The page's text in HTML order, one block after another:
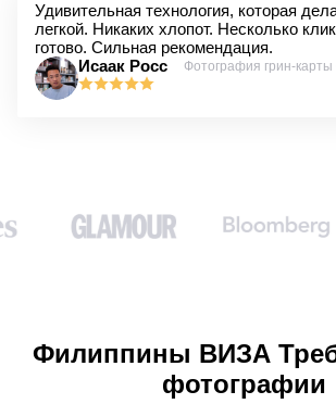
Удивительная технология, которая
легкой. Никаких хлопот. Несколько
готово. Сильная рекомендация.
Исаак Росс
Фотография грин-
Филиппины ВИЗА
фотографии